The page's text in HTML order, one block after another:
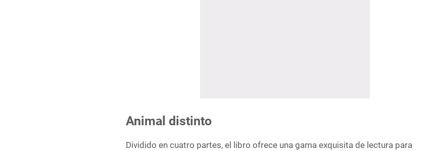
Animal distinto
Dividido en cuatro partes, el libro ofrece una gama exquisita de lectura para